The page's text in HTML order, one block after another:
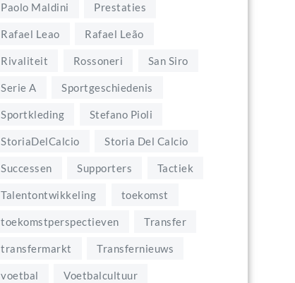
Paolo Maldini Prestaties
Rafael Leao Rafael Leão
Rivaliteit Rossoneri San Siro
Serie A Sportgeschiedenis
Sportkleding Stefano Pioli
StoriaDelCalcio Storia Del Calcio
Successen Supporters Tactiek
Talentontwikkeling toekomst
toekomstperspectieven Transfer
transfermarkt Transfernieuws
voetbal Voetbalcultuur